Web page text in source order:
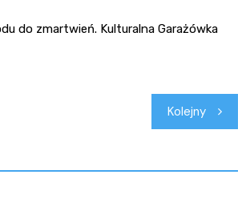
do zmartwień. Kulturalna Garażówka
Kolejny